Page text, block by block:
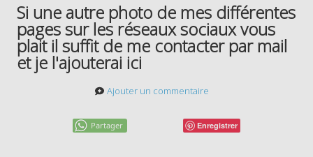
Si une autre photo de mes différentes
pages sur les réseaux sociaux vous
plait il suffit de me contacter par mail
et je l'ajouterai ici
Ajouter un commentaire
Partager Enregistrer